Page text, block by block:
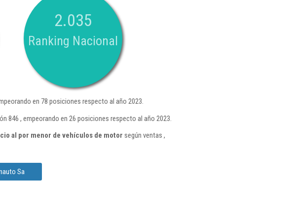
2.035
Ranking Nacional
en 78 posiciones respecto al año 2023.
846 , empeorando en 26 posiciones respecto al año 2023.
al por menor de vehículos de motor según ventas ,
Sa